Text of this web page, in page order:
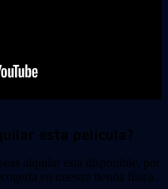
esta película?
alquilar está disponible, por
en nuestra tienda física.